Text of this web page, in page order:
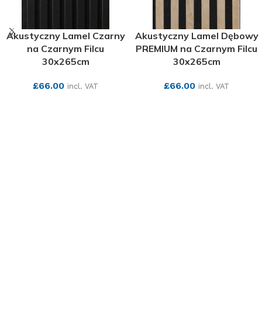
Akustyczny Lamel Czarny
na Czarnym Filcu
30x265cm
£66.00 incl. VAT
Akustyczny Lamel Dębowy
PREMIUM na Czarnym Filcu
30x265cm
£66.00 incl. VAT